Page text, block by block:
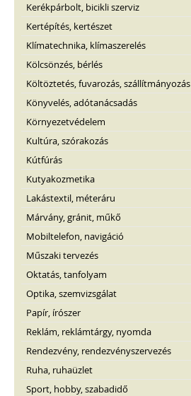
Kerékpárbolt, bicikli szerviz
Kertépítés, kertészet
Klímatechnika, klímaszerelés
Kölcsönzés, bérlés
Költöztetés, fuvarozás, szállítmányozás
Könyvelés, adótanácsadás
Környezetvédelem
Kultúra, szórakozás
Kútfúrás
Kutyakozmetika
Lakástextil, méteráru
Márvány, gránit, műkő
Mobiltelefon, navigáció
Műszaki tervezés
Oktatás, tanfolyam
Optika, szemvizsgálat
Papír, írószer
Reklám, reklámtárgy, nyomda
Rendezvény, rendezvényszervezés
Ruha, ruhaüzlet
Sport, hobby, szabadidő